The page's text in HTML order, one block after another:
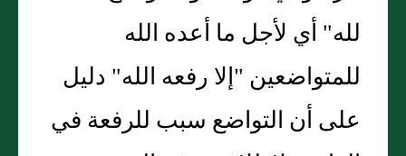
لله" أي لأجل ما أعده الله
للمتواضعين "إلا رفعه الله" دليل
على أن التواضع سبب للرفعة في